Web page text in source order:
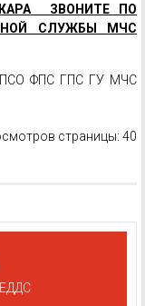
ЗВОНИТЕ
ПО
СЛУЖБЫ
МЧС
ПСО ФПС ГПС ГУ МЧС
страницы: 40